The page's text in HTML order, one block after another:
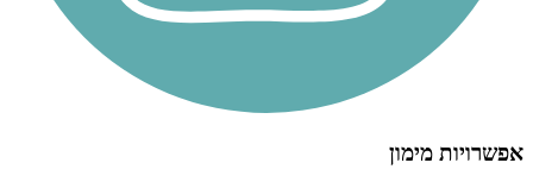
אפשרויות מימון